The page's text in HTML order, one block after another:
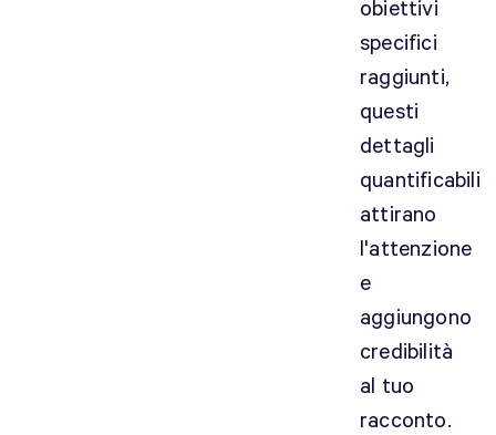
obiettivi
specifici
raggiunti,
questi
dettagli
quantificabili
attirano
l'attenzione
e
aggiungono
credibilità
al tuo
racconto.